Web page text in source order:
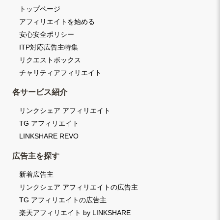
トップページ
アフィリエイトを始める
安心安全ポリシー
ITP対応広告主特集
リクエストボックス
チャリティアフィリエイト
各サービス紹介
リンクシェア アフィリエイト
TG アフィリエイト
LINKSHARE REVO
広告主を探す
新着広告主
リンクシェア アフィリエイトの広告主
TG アフィリエイトの広告主
楽天アフィリエイト by LINKSHARE